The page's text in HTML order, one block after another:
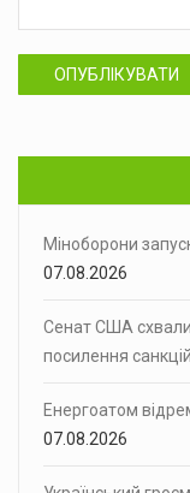
ОПУБЛІКУВАТИ
Міноборони
07.08.2026
Сенат США
посилення
Енергоатом
07.08.2026